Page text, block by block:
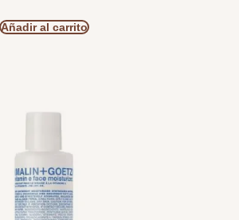
Añadir al carrito